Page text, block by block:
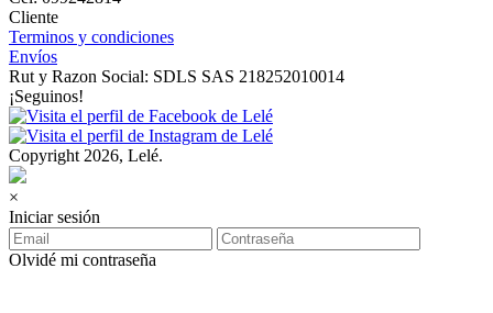
Cliente
Terminos y condiciones
Envíos
Rut y Razon Social: SDLS SAS 218252010014
¡Seguinos!
Copyright 2026, Lelé.
×
Iniciar sesión
Olvidé mi contraseña